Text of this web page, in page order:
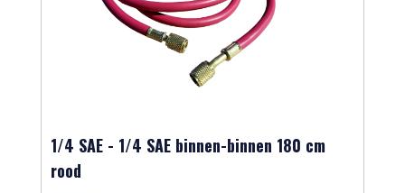
1/4 SAE - 1/4 SAE binnen-binnen 180 cm
rood